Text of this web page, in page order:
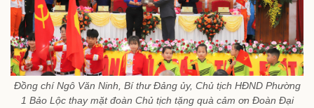
Đồng chí Ngô Văn Ninh, Bí thư Đảng ủy, Chủ tịch HĐND Phường
1 Bảo Lộc thay mặt đoàn Chủ tịch tặng quà cảm ơn Đoàn Đại